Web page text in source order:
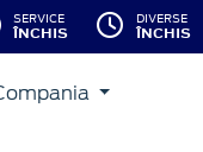
SERVICE
ÎNCHIS
DIVERSE
ÎNCHIS